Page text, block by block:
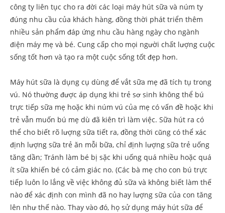
công ty liên tục cho ra đời các loại máy hút sữa và núm ty
đúng nhu cầu của khách hàng, đồng thời phát triển thêm
nhiều sản phẩm đáp ứng nhu cầu hàng ngày cho ngành
điện máy mẹ và bé. Cung cấp cho mọi người chất lượng cuộc
sống tốt hơn và tạo ra một cuộc sống tốt đẹp hơn.
Máy hút sữa là dụng cụ dùng để vắt sữa mẹ đã tích tụ trong
vú. Nó thường được áp dụng khi trẻ sơ sinh không thể bú
trực tiếp sữa mẹ hoặc khi núm vú của mẹ có vấn đề hoặc khi
trẻ vẫn muốn bú mẹ dù đã kiên trì làm việc. Sữa hút ra có
thể cho biết rõ lượng sữa tiết ra, đồng thời cũng có thể xác
định lượng sữa trẻ ăn mỗi bữa, chỉ định lượng sữa trẻ uống
tăng dần; Tránh làm bé bị sặc khi uống quá nhiều hoặc quá
ít sữa khiến bé có cảm giác no. (Các bà mẹ cho con bú trực
tiếp luôn lo lắng về việc không đủ sữa và không biết làm thế
nào để xác định con mình đã no hay lượng sữa của con tăng
lên như thế nào. Thay vào đó, họ sử dụng máy hút sữa để